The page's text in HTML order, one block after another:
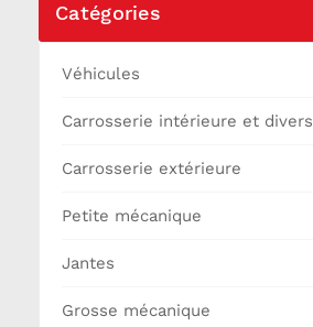
Catégories
Véhicules
Carrosserie intérieure et divers
Carrosserie extérieure
Petite mécanique
Jantes
Grosse mécanique